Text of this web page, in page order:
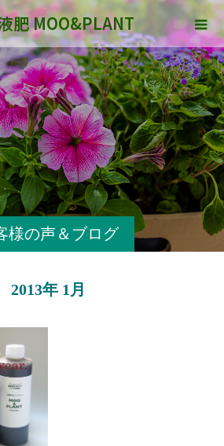
肥 MOO&PLANT
様の声＆ブログ
2013年 1月